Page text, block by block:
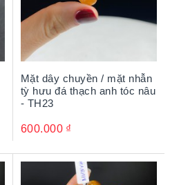
Mặt dây chuyền / mặt nhẫn
tỳ hưu đá thạch anh tóc nâu
- TH23
600.000 ₫